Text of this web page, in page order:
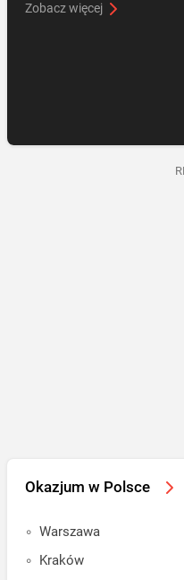
Zobacz więcej
Okazjum w Polsce
Warszawa
Kraków